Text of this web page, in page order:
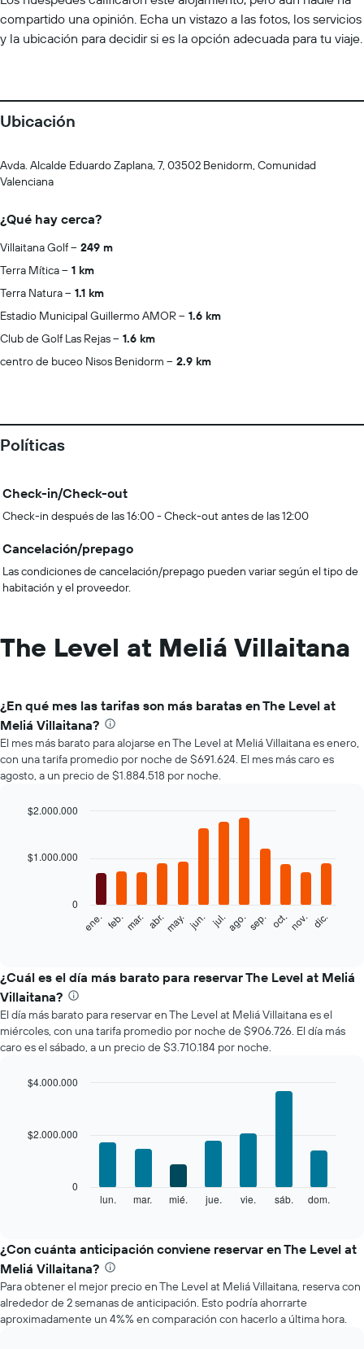
compartido una opinión. Echa un vistazo a las fotos, los servicios
y la ubicación para decidir si es la opción adecuada para tu viaje.
Ubicación
Avda. Alcalde Eduardo Zaplana, 7, 03502 Benidorm, Comunidad
Valenciana
¿Qué hay cerca?
Villaitana Golf
249 m
Terra Mítica
1 km
Terra Natura
1.1 km
Estadio Municipal Guillermo AMOR
1.6 km
Club de Golf Las Rejas
1.6 km
centro de buceo Nisos Benidorm
2.9 km
Políticas
Check-in/Check-out
Check-in después de las 16:00 - Check-out antes de las 12:00
Cancelación/prepago
Las condiciones de cancelación/prepago pueden variar según el tipo de
habitación y el proveedor.
The Level at Meliá Villaitana
¿En qué mes las tarifas son más baratas en The Level at
Meliá Villaitana?
El mes más barato para alojarse en The Level at Meliá Villaitana es enero,
con una tarifa promedio por noche de $691.624. El mes más caro es
agosto, a un precio de $1.884.518 por noche.
with
el
precio
promedio
de
una
habitación
mes
muestra
El
gráfico
muestra
1
eje
ene. feb.mar. abr.may. jun. jul.ago.sep. oct.nov. dic.
0
$1.000.000
$2.000.000
¿Cuál es el día más barato para reservar The Level at Meliá
Villaitana?
El día más barato para reservar en The Level at Meliá Villaitana es el
miércoles, con una tarifa promedio por noche de $906.726. El día más
caro es el sábado, a un precio de $3.710.184 por noche.
el
precio
promedio
de
una
habitación
lun. mar. mié. jue. vie. sáb. dom.
0
$2.000.000
$4.000.000
¿Con cuánta anticipación conviene reservar en The Level at
Meliá Villaitana?
Para obtener el mejor precio en The Level at Meliá Villaitana, reserva con
alrededor de 2 semanas de anticipación. Esto podría ahorrarte
aproximadamente un 4%% en comparación con hacerlo a última hora.